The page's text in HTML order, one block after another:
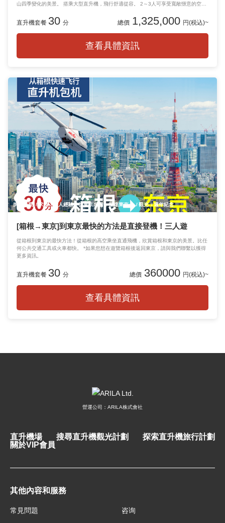
山四季變化的美景。 搭乘大型直升機，飛行舒適從容。 2～3人可享受寬敞愜意的空
的富士山，各個季節皆有不同絕景。
直升機套餐 30 分 總價 1,325,000 円(税込)~
查看具體資訊
揜 日期 求婚 個人經驗 從東京出發，抵達東京！ 觀光 週年紀念
[箱根→東京]到東京最快的方法是直接登機！三人遊
從箱根到東京的最快方法！從箱根的高空乘坐直通飛機，欣賞箱根和東京的美景。比任
何公共交通工具或火車都快。 *如果您想在遊覽箱根後返回東京，請與我們聯繫以獲得
更多資訊。
直升機套餐 30 分 總價 360000 円(税込)~
查看具體資訊
營運公司：ARILA株式會社
直升機場 搜尋直升機觀光計劃
探索直升機旅行計劃
關於VIP會員
其他內容和服務
常見問題 咨询